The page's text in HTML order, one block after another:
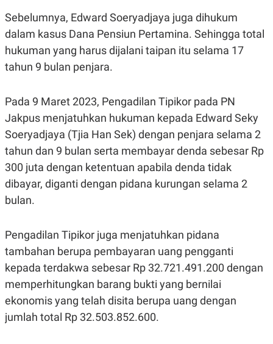
T
D
T
A
G
E
S
T
A
T
V
S
U
JARINGAN
K
T
N
A
C
A
D
E
M
Y
P
S
R
E
L
E
S
E
Sebelumnya, Edward Soeryadjaya juga dihukum
dalam kasus Dana Pensiun Pertamina. Sehingga total
hukuman yang harus dijalani taipan itu selama 17
tahun 9 bulan penjara.
Pada 9 Maret 2023, Pengadilan Tipikor pada PN
Jakpus menjatuhkan hukuman kepada Edward Seky
Soeryadjaya (Tjia Han Sek) dengan penjara selama 2
tahun dan 9 bulan serta membayar denda sebesar Rp
300 juta dengan ketentuan apabila denda tidak
dibayar, diganti dengan pidana kurungan selama 2
bulan.
Pengadilan Tipikor juga menjatuhkan pidana
tambahan berupa pembayaran uang pengganti
kepada terdakwa sebesar Rp 32.721.491.200 dengan
memperhitungkan barang bukti yang bernilai
ekonomis yang telah disita berupa uang dengan
jumlah total Rp 32.503.852.600.